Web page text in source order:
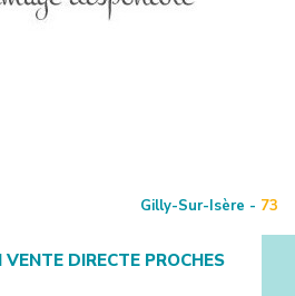
Gilly-Sur-Isère - 73
DIRECTE PROCHES